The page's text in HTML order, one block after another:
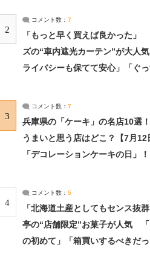
2
コメント数： 7
「もっと早く買えば良かった」
ズの“車内遮光カーテン”が大人
ライバシーも保てて安心」「ぐ
3
コメント数： 7
兵庫県の「ケーキ」の名店10選
うまいと思う店はどこ？【7月12
「デコレーションケーキの日」！
4
コメント数： 5
「北海道土産としてもセンス抜
亭の“店舗限定”お菓子が人気
の初めて」「箱買いするべきだっ